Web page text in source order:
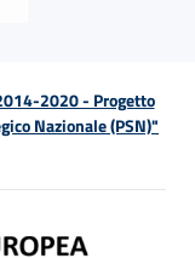
2020 - Progetto
Nazionale (PSN)"